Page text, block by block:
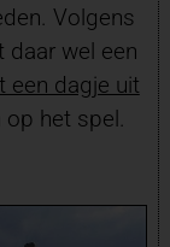
Volgens
daar wel een
een dagje uit
het spel.